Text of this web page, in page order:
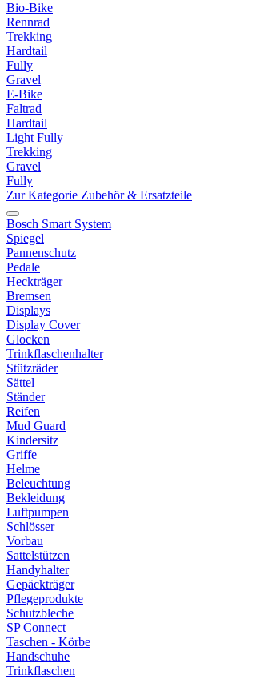
Bio-Bike
Rennrad
Trekking
Hardtail
Fully
Gravel
E-Bike
Faltrad
Hardtail
Light Fully
Trekking
Gravel
Fully
Zur Kategorie Zubehör & Ersatzteile
Bosch Smart System
Spiegel
Pannenschutz
Pedale
Heckträger
Bremsen
Displays
Display Cover
Glocken
Trinkflaschenhalter
Stützräder
Sättel
Ständer
Reifen
Mud Guard
Kindersitz
Griffe
Helme
Beleuchtung
Bekleidung
Luftpumpen
Schlösser
Vorbau
Sattelstützen
Handyhalter
Gepäckträger
Pflegeprodukte
Schutzbleche
SP Connect
Taschen - Körbe
Handschuhe
Trinkflaschen